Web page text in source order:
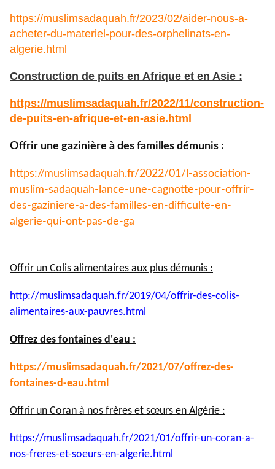
https://muslimsadaquah.fr/2023/02/aider-nous-a-
acheter-du-materiel-pour-des-orphelinats-en-
algerie.html
Construction de puits en Afrique et en Asie :
https://muslimsadaquah.fr/2022/11/construction-
de-puits-en-afrique-et-en-asie.html
Offrir une gazinière à des familles démunis :
https://muslimsadaquah.fr/2022/01/l-association-
muslim-sadaquah-lance-une-cagnotte-pour-offrir-
des-gaziniere-a-des-familles-en-difficulte-en-
algerie-qui-ont-pas-de-ga
Offrir un Colis alimentaires aux plus démunis :
http://muslimsadaquah.fr/2019/04/offrir-des-colis-
alimentaires-aux-pauvres.html
Offrez des fontaines d'eau :
https://muslimsadaquah.fr/2021/07/offrez-des-
fontaines-d-eau.html
Offrir un Coran à nos frères et sœurs en Algérie :
https://muslimsadaquah.fr/2021/01/offrir-un-coran-a-
nos-freres-et-soeurs-en-algerie.html